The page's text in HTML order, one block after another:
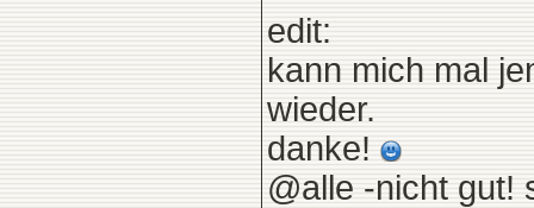
edit:
kann mich mal
wieder.
danke!
@alle -nicht gut!